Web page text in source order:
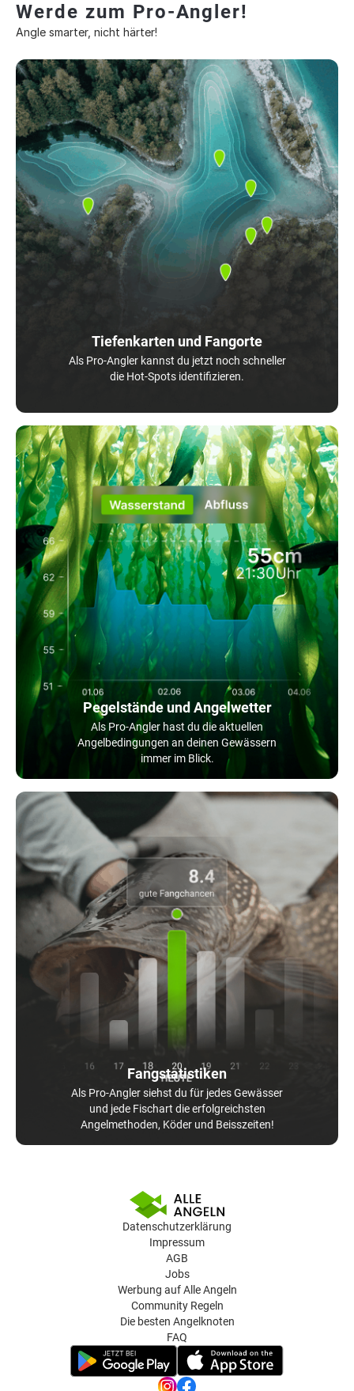
Werde zum Pro-Angler!
Angle smarter, nicht härter!
Tiefenkarten und Fangorte
Als Pro-Angler kannst du jetzt noch schneller
die Hot-Spots identifizieren.
Pegelstände und Angelwetter
Als Pro-Angler hast du die aktuellen
Angelbedingungen an deinen Gewässern
immer im Blick.
Fangstatistiken
Als Pro-Angler siehst du für jedes Gewässer
und jede Fischart die erfolgreichsten
Angelmethoden, Köder und Beisszeiten!
Datenschutzerklärung
Impressum
AGB
Jobs
Werbung auf Alle Angeln
Community Regeln
Die besten Angelknoten
FAQ